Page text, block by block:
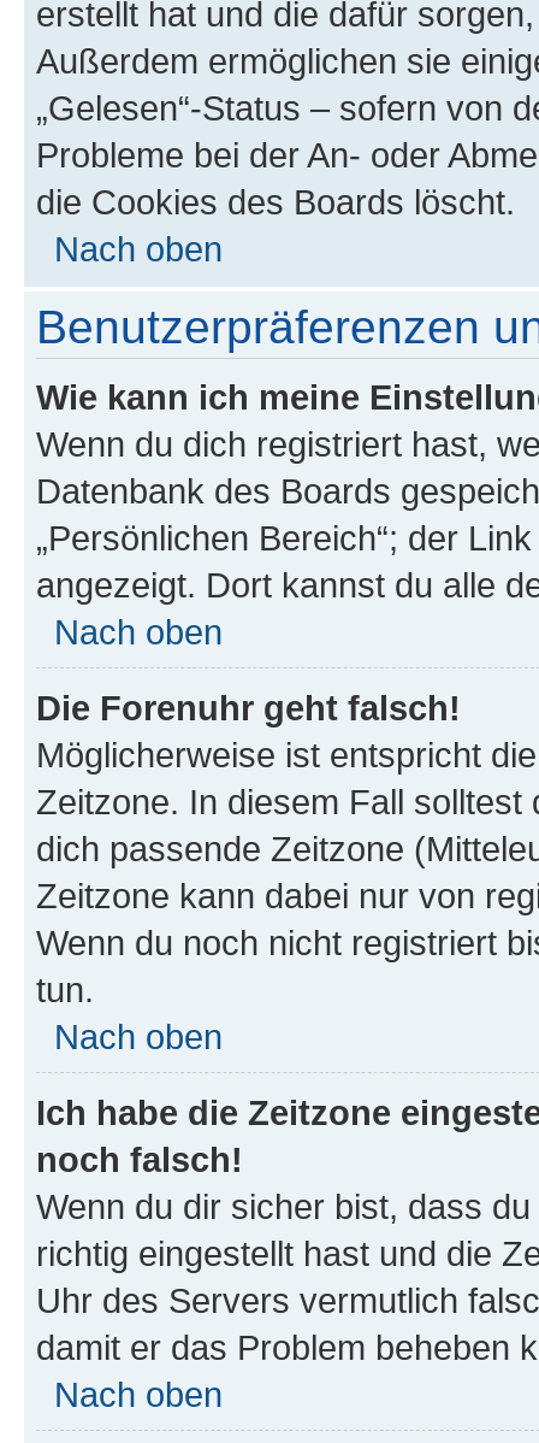
erstellt hat und die dafür
Außerdem ermöglichen sie
„Gelesen“-Status – sofern von
Probleme bei der An- oder
die Cookies des Boards löscht.
Nach oben
Benutzerpräferenzen
Wie kann ich meine
Wenn du dich registriert hast,
Datenbank des Boards
„Persönlichen Bereich“; der
angezeigt. Dort kannst du alle
Nach oben
Die Forenuhr geht falsch!
Möglicherweise ist entspricht
Zeitzone. In diesem Fall solltest
dich passende Zeitzone
Zeitzone kann dabei nur von
Wenn du noch nicht registriert
tun.
Nach oben
Ich habe die Zeitzone
noch falsch!
Wenn du dir sicher bist, dass
richtig eingestellt hast und die
Uhr des Servers vermutlich
damit er das Problem beheben
Nach oben